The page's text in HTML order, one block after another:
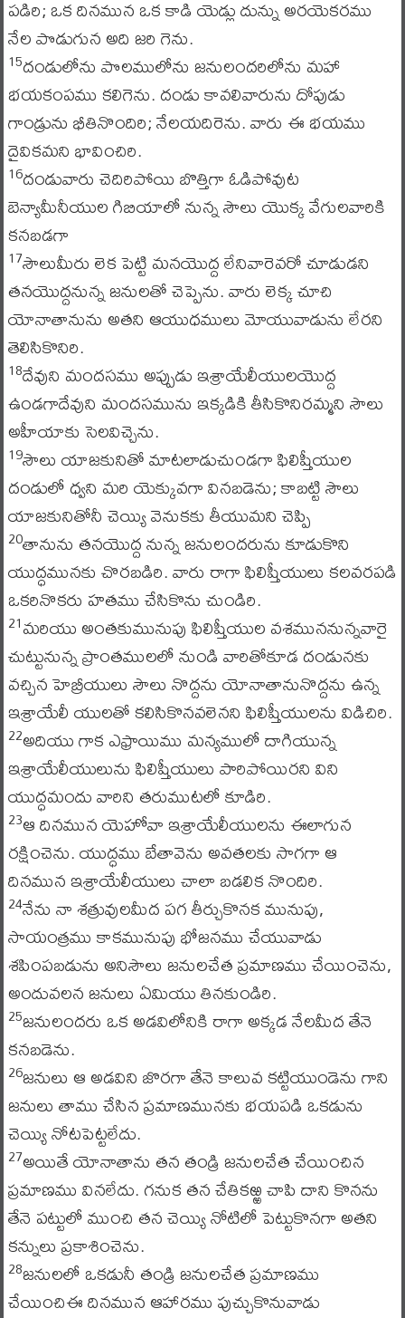
పడిరి; ఒక దినమున ఒక కాడి యెడ్లు దున్ను అరయెకరము
నేల పొడుగున అది జరి గెను.
15దండులోను పొలములోను జనులందరిలోను మహా
భయకంపము కలిగెను. దండు కావలివారును దోపుడు
గాండ్రును భీతినొందిరి; నేలయదిరెను. వారు ఈ భయము
దైవికమని భావించిరి.
16దండువారు చెదిరిపోయి బొత్తిగా ఓడిపోవుట
బెన్యామీనీయుల గిబియాలో నున్న సౌలు యొక్క వేగులవారికి
కనబడగా
17సౌలుమీరు లెక పెట్టి మనయొద్ద లేనివారెవరో చూడుడని
తనయొద్దనున్న జనులతో చెప్పెను. వారు లెక్క చూచి
యోనాతానును అతని ఆయుధములు మోయువాడును లేరని
తెలిసికొనిరి.
18దేవుని మందసము అప్పుడు ఇశ్రాయేలీయులయొద్ద
ఉండగాదేవుని మందసమును ఇక్కడికి తీసికొనిరమ్మని సౌలు
అహీయాకు సెలవిచ్చెను.
19సౌలు యాజకునితో మాటలాడుచుండగా ఫిలిష్తీయుల
దండులో ధ్వని మరి యెక్కువగా వినబడెను; కాబట్టి సౌలు
యాజకునితోనీ చెయ్యి వెనుకకు తీయుమని చెప్పి
20తానును తనయొద్ద నున్న జనులందరును కూడుకొని
యుద్ధమునకు చొరబడిరి. వారు రాగా ఫిలిష్తీయులు కలవరపడి
ఒకరినొకరు హతము చేసికొను చుండిరి.
21మరియు అంతకుమునుపు ఫిలిష్తీయుల వశముననున్నవారై
చుట్టునున్న ప్రాంతములలో నుండి వారితోకూడ దండునకు
వచ్చిన హెబ్రీయులు సౌలు నొద్దను యోనాతానునొద్దను ఉన్న
ఇశ్రాయేలీ యులతో కలిసికొనవలెనని ఫిలిష్తీయులను విడిచిరి.
22అదియు గాక ఎఫ్రాయిము మన్యములో దాగియున్న
ఇశ్రాయేలీయులును ఫిలిష్తీయులు పారిపోయిరని విని
యుద్ధమందు వారిని తరుముటలో కూడిరి.
23ఆ దినమున యెహోవా ఇశ్రాయేలీయులను ఈలాగున
రక్షించెను. యుద్ధము బేతావెను అవతలకు సాగగా ఆ
దినమున ఇశ్రాయేలీయులు చాలా బడలిక నొందిరి.
24నేను నా శత్రువులమీద పగ తీర్చుకొనక మునుపు,
సాయంత్రము కాకమునుపు భోజనము చేయువాడు
శపింపబడును అనిసౌలు జనులచేత ప్రమాణము చేయించెను,
అందువలన జనులు ఏమియు తినకుండిరి.
25జనులందరు ఒక అడవిలోనికి రాగా అక్కడ నేలమీద తేనె
కనబడెను.
26జనులు ఆ అడవిని జొరగా తేనె కాలువ కట్టియుండెను గాని
జనులు తాము చేసిన ప్రమాణమునకు భయపడి ఒకడును
చెయ్యి నోటపెట్టలేదు.
27అయితే యోనాతాను తన తండ్రి జనులచేత చేయించిన
ప్రమాణము వినలేదు. గనుక తన చేతికఱ్ఱ చాపి దాని కొనను
తేనె పట్టులో ముంచి తన చెయ్యి నోటిలో పెట్టుకొనగా అతని
కన్నులు ప్రకాశించెను.
28జనులలో ఒకడునీ తండ్రి జనులచేత ప్రమాణము
చేయించిఈ దినమున ఆహారము పుచ్చుకొనువాడు